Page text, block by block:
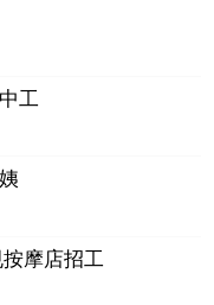
工
正规按摩店招工